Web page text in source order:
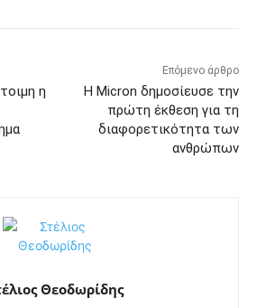
η
Επόμενο άρθρο
Η Micron δημοσίευσε την
πρώτη έκθεση για τη
διαφορετικότητα των
ανθρώπων
Θεοδωρίδης